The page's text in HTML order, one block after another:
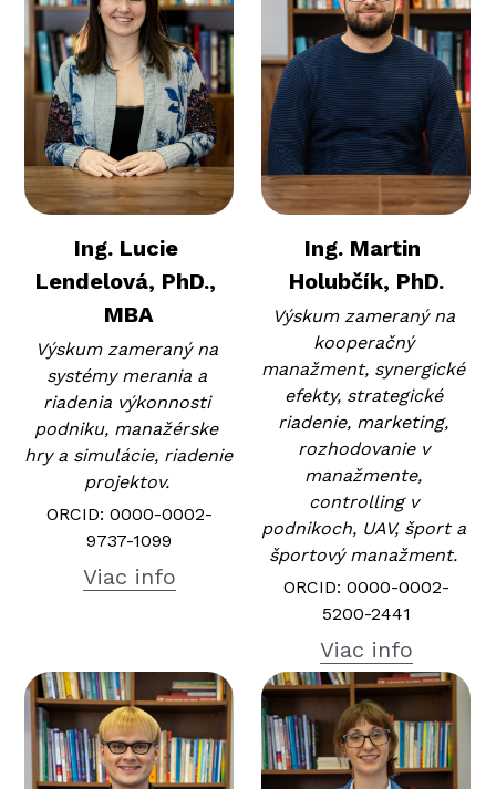
Ing. Lucie
Lendelová, PhD.,
MBA
Výskum zameraný na
systémy merania a
riadenia výkonnosti
podniku, manažérske
hry a simulácie, riadenie
projektov.
ORCID: 0000-0002-
9737-1099
Viac info
Ing. Martin
Holubčík, PhD.
Výskum zameraný na
kooperačný
manažment, synergické
efekty, strategické
riadenie, marketing,
rozhodovanie v
manažmente,
controlling v
podnikoch, UAV, šport a
športový manažment.
ORCID: 0000-0002-
5200-2441
Viac info